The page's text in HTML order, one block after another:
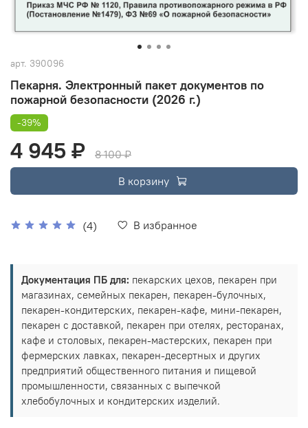
арт. 390096
Пекарня. Электронный пакет документов по
пожарной безопасности (2026 г.)
(4) В избранное
-39%
4 945 ₽
8 100 ₽
В корзину
Документация ПБ для: пекарских цехов, пекарен при
магазинах, семейных пекарен, пекарен-булочных,
пекарен-кондитерских, пекарен-кафе, мини-пекарен,
пекарен с доставкой, пекарен при отелях, ресторанах,
кафе и столовых, пекарен-мастерских, пекарен при
фермерских лавках, пекарен-десертных и других
предприятий общественного питания и пищевой
промышленности, связанных с выпечкой
хлебобулочных и кондитерских изделий.